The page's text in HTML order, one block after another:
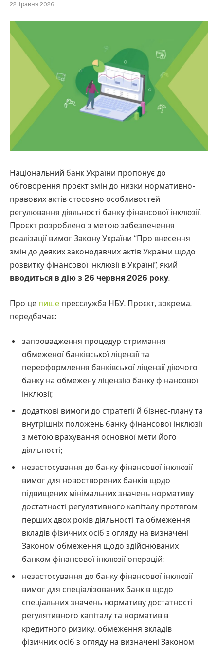
22 Травня 2026
Національний банк України пропонує до
обговорення проєкт змін до низки нормативно-
правових актів стосовно особливостей
регулювання діяльності банку фінансової інклюзії.
Проєкт розроблено з метою забезпечення
реалізації вимог Закону України “Про внесення
змін до деяких законодавчих актів України щодо
розвитку фінансової інклюзії в Україні”, який
вводиться в дію з 26 червня 2026 року.
Про це пише пресслужба НБУ. Проєкт, зокрема,
передбачає:
запровадження процедур отримання
обмеженої банківської ліцензії та
переоформлення банківської ліцензії діючого
банку на обмежену ліцензію банку фінансової
інклюзії;
додаткові вимоги до стратегії й бізнес-плану та
внутрішніх положень банку фінансової інклюзії
з метою врахування основної мети його
діяльності;
незастосування до банку фінансової інклюзії
вимог для новостворених банків щодо
підвищених мінімальних значень нормативу
достатності регулятивного капіталу протягом
перших двох років діяльності та обмеження
вкладів фізичних осіб з огляду на визначені
Законом обмеження щодо здійснюваних
банком фінансової інклюзії операцій;
незастосування до банку фінансової інклюзії
вимог для спеціалізованих банків щодо
спеціальних значень нормативу достатності
регулятивного капіталу та нормативів
кредитного ризику, обмеження вкладів
фізичних осіб з огляду на визначені Законом